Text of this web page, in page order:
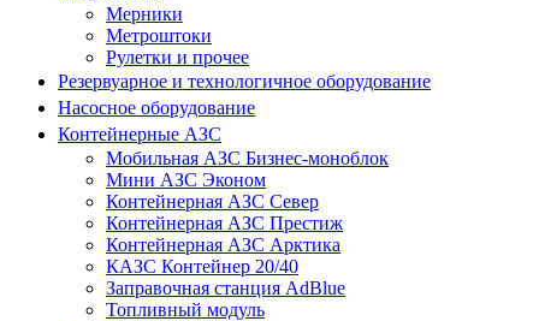
Мерники
Метроштоки
Рулетки и прочее
Резервуарное и технологичное оборудование
Насосное оборудование
Контейнерные АЗС
Мобильная АЗС Бизнес-моноблок
Мини АЗС Эконом
Контейнерная АЗС Север
Контейнерная АЗС Престиж
Контейнерная АЗС Арктика
КАЗС Контейнер 20/40
Заправочная станция AdBlue
Топливный модуль